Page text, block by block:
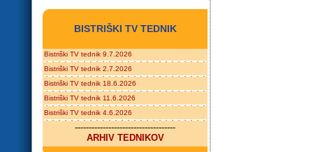
BISTRIŠKI TV TEDNIK
Bistriški TV tednik 9.7.2026
Bistriški TV tednik 2.7.2026
Bistriški TV tednik 18.6.2026
Bistriški TV tednik 11.6.2026
Bistriški TV tednik 4.6.2026
------------------------------------
ARHIV TEDNIKOV